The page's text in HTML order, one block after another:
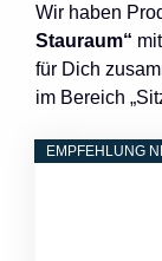
Wir haben
Stauraum“
für Dich
im Bereich
EMPFEHLUNG